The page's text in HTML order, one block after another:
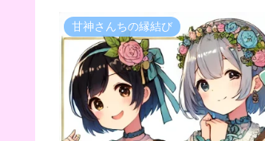
甘神さんちの縁結び